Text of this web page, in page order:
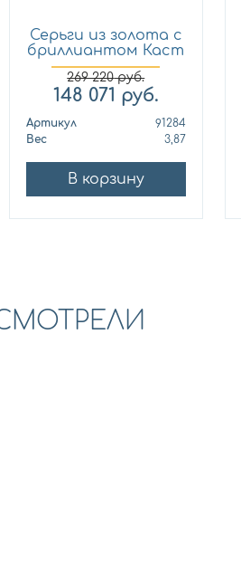
Серьги из золота с
бриллиантом Каст
ю...
269 220руб.
148 071 руб.
Артикул
91284
Вес
3,87
В корзину